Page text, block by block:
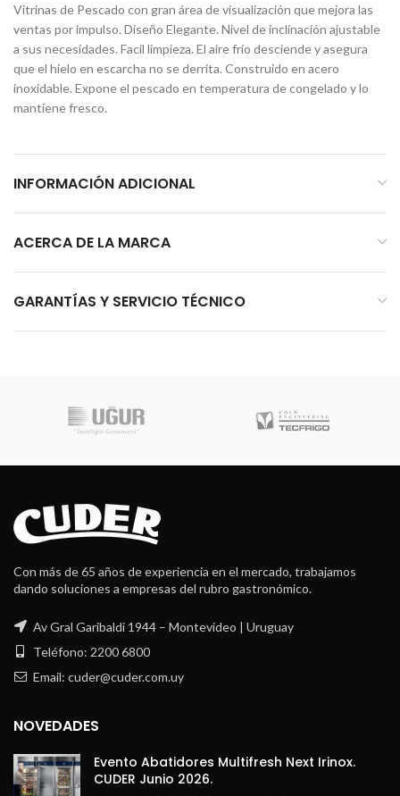
Vitrinas de Pescado con gran área de visualización que mejora las
ventas por impulso. Diseño Elegante. Nivel de inclinación ajustable
a sus necesidades. Facil limpieza. El aire frío desciende y asegura
que el hielo en escarcha no se derrita. Construido en acero
inoxidable. Expone el pescado en temperatura de congelado y lo
mantiene fresco.
INFORMACIÓN ADICIONAL
ACERCA DE LA MARCA
GARANTÍAS Y SERVICIO TÉCNICO
Con más de 65 años de experiencia en el mercado, trabajamos
dando soluciones a empresas del rubro gastronómico.
Av Gral Garibaldi 1944 – Montevideo | Uruguay
Teléfono: 2200 6800
Email: cuder@cuder.com.uy
NOVEDADES
Evento Abatidores Multifresh Next Irinox.
CUDER Junio 2026.